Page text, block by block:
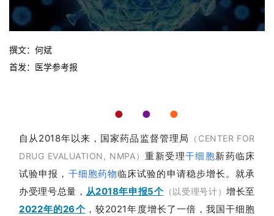
撰文： 何斌
首发：医学参考报
● ● ●
自从2018年以来， 国家药品监督管理局
（CENTER FOR
DRUG EVALUATION, NMPA）重新受理干细胞新药临床
试验申报， 干细胞药物临床试验的申请稳步增长。就承
办受理号总量， 从2018年申报5个（以受理号计）增长至
2022年的26个，较2021年度增长了一倍，我国干细胞